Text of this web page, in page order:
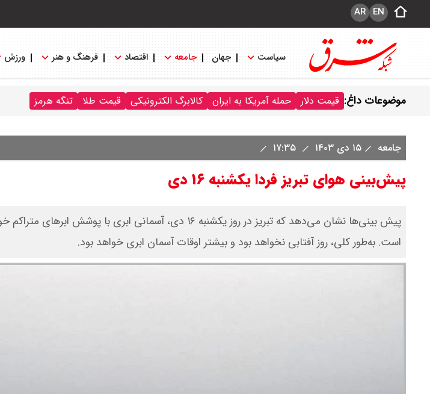
EN
AR
سیاست جهان جامعه اقتصاد فرهنگ و هنر ورزش
موضوعات داغ: قیمت دلار حمله آمریکا به ایران کالابرگ الکترونیکی قیمت طلا تنگه هرمز
جامعه ۱۵ دی ۱۴۰۳
پیش‌‌بینی هوای تبریز فردا یکشنبه ۱۶ دی
پیش‌ بینی‌ها نشان می‌دهد که تبریز در روز یکشنبه ۱۶ دی، آسمانی ابری
است. به‌طور کلی، روز آفتابی نخواهد بود و بیشتر اوقات آسمان ابری خواهد بود.